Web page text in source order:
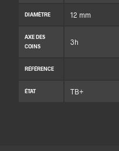
DIAMÈTRE 12 mm
AXE DES
COINS
3h
RÉFÉRENCE
ÉTAT TB+